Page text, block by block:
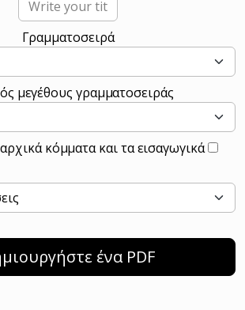
Γραμματοσειρά
μεγέθους γραμματοσειράς
κόμματα και τα εισαγωγικά
ένα PDF